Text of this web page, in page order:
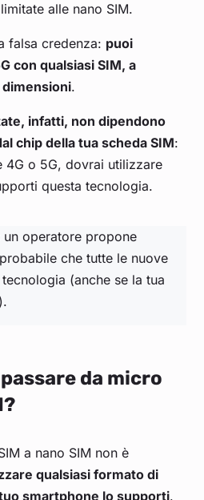
alle nano SIM.
falsa credenza: puoi
con qualsiasi SIM, a
.
infatti, non dipendono
chip della tua scheda SIM:
4G o 5G, dovrai utilizzare
questa tecnologia.
un operatore propone
che tutte le nuove
(anche se la tua
da micro
a nano SIM non è
qualsiasi formato di
smartphone lo supporti.